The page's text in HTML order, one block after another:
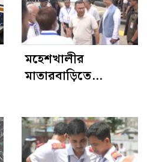
মহেশখালীর
মাতারবাড়িতে